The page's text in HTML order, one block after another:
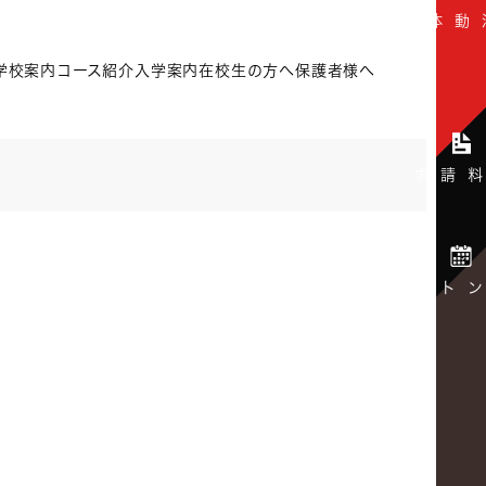
校案内 コース紹介 入学案内在校生の方へ保護者様へ